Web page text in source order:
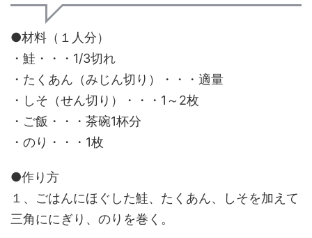
●材料（１人分）
・鮭・・・1/3切れ
・たくあん（みじん切り）・・・適量
・しそ（せん切り）・・・1～2枚
・ご飯・・・茶碗1杯分
・のり・・・1枚
●作り方
１、ごはんにほぐした鮭、たくあん、しそを加えて
三角ににぎり、のりを巻く。